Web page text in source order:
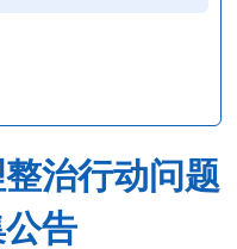
治行动问题
告